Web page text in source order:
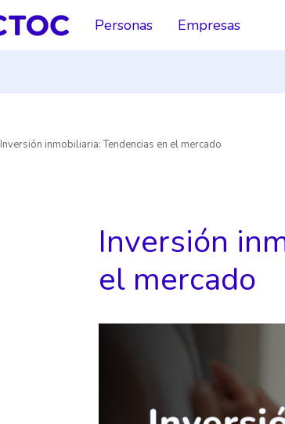
Personas Empresas
Inversión inmobiliaria: Tendencias en el mercado
Inversión
el mercado